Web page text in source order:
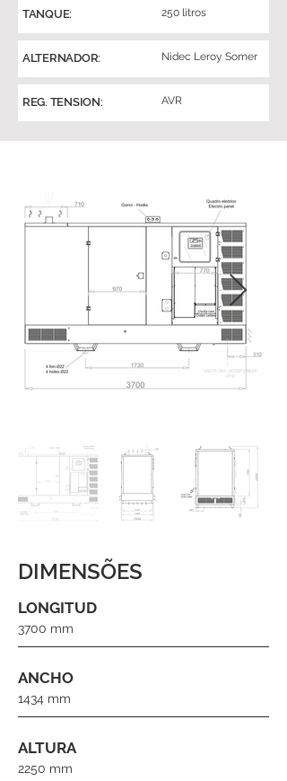
TANQUE: 250 litros
ALTERNADOR: Nidec Leroy Somer
REG. TENSION: AVR
DIMENSÕES
LONGITUD
3700 mm
ANCHO
1434 mm
ALTURA
2250 mm